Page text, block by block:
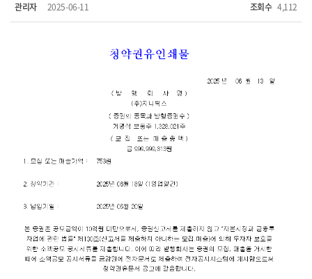
관리자 2025-06-11 조회수 4,112